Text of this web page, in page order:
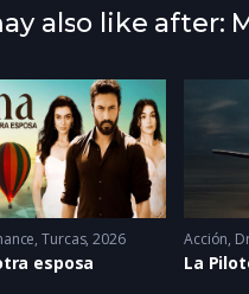
also like after:
,Turcas 2026
esposa
Acción,
La